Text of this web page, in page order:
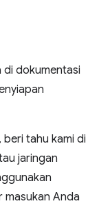
di dokumentasi
tahu kami di
jaringan
masukan Anda